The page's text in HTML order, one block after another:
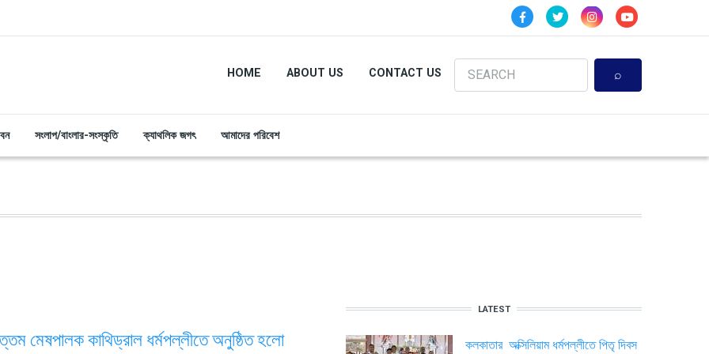
HOME ABOUT US CONTACT US Search
সংলাপ/বাংলার-সংস্কৃতি ক্যাথলিক জগৎ আমাদের পরিবেশ
মেষপালক কাথিড্রাল ধর্মপল্লীতে অনুষ্ঠিত হলো
LATEST
কলকাতার অক্সিলিয়াম ধর্মপল্লীতে পিতৃ দিবস